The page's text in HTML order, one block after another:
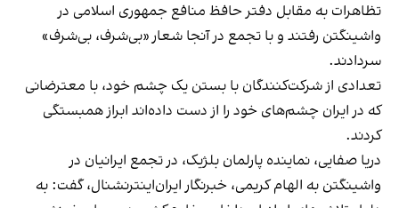
تظاهرات به مقابل دفتر حافظ منافع جمهوری اسلامی در
واشینگتن رفتند و با تجمع در آنجا شعار «بی‌شرف، بی‌شرف»
سردادند.
تعدادی از شرکت‌کنندگان با بستن یک چشم خود، با معترضانی
که در ایران چشم‌های خود را از دست داده‌اند ابراز همبستگی
کردند.
دریا صفایی، نماینده پارلمان بلژیک، در تجمع ایرانیان در
واشینگتن به الهام کریمی، خبرنگار ایران‌اینترنشنال، گفت: به